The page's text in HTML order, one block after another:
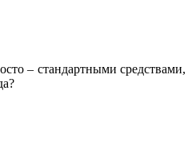
– стандартными средствами,